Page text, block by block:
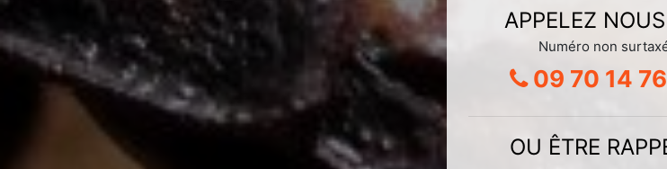
APPELEZ
Numéro non
09 70 14 76
OU ÊTRE